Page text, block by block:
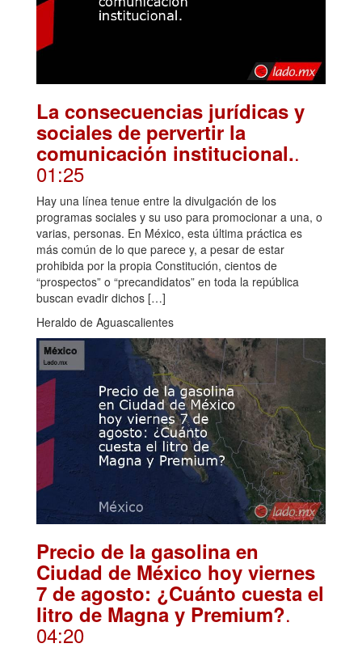
La consecuencias jurídicas y
sociales de pervertir la
comunicación institucional..
01:25
Hay una línea tenue entre la divulgación de los
programas sociales y su uso para promocionar a una, o
varias, personas. En México, esta última práctica es
más común de lo que parece y, a pesar de estar
prohibida por la propia Constitución, cientos de
“prospectos” o “precandidatos” en toda la república
buscan evadir dichos […]
Heraldo de Aguascalientes
Precio de la gasolina en
Ciudad de México hoy viernes
7 de agosto: ¿Cuánto cuesta el
litro de Magna y Premium?.
04:20